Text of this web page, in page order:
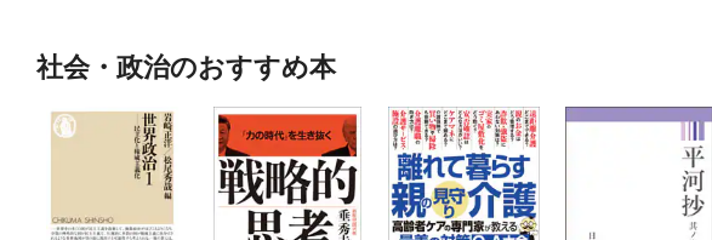
社会・政治のおすすめ本